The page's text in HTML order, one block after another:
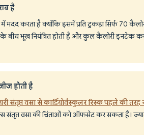
है
मदद करता है क्योंकि इसमें प्रति टुकड़ा सिर्फ 70
के बीच भूख नियंत्रित होती है और कुल कैलोरी इनटेक
होती है
संतृप्त वसा से कार्डियोवैस्कुलर रिस्क पहले की तरह
संतृप्त वसा की चिंताओं को ऑफसेट कर सकता है।